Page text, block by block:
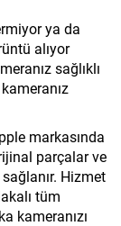
ya da
alıyor
sağlıklı
markasında
parçalar ve
Hizmet
tüm
kameranızı